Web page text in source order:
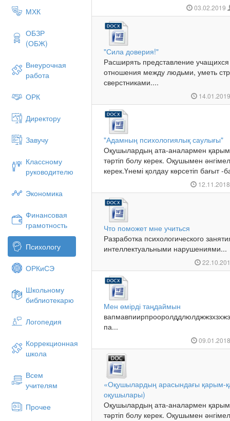
МХК
ОБЗР
(ОБЖ)
Внеурочная
работа
ОРК
Директору
Завучу
Классному
руководителю
Экономика
Финансовая
грамотность
Психологу
ОРКиСЭ
Школьному
библиотекарю
Логопедия
Коррекционная
школа
Всем
учителям
Прочее
03.02.2019
"Сила доверия!"
Расширять представление
отношения между людьми, уметь
сверстниками....
"Адамның психологиялық саулығы"
Оқушылардың ата-аналармен
тәртіп болу керек. Оқушымен
керек.Үнемі қолдау көрсетіп бағыт -
Что поможет мне учиться
Разработка психологического
интеллектуальными нарушениями...
Мен өмірді таңдаймын
па...
«Оқушылардың арасындағы қарым-
оқушылары)
Оқушылардың ата-аналармен
тәртіп болу керек. Оқушымен